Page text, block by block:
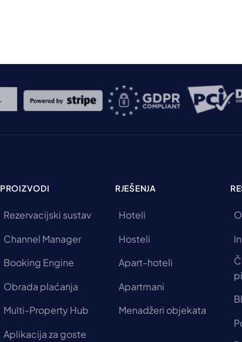
PROIZVODI
Rezervacijski sustav
Channel Manager
Booking Engine
Obrada plaćanja
Multi-Property Hub
Aplikacija za goste
RJEŠENJA
Hoteli
Hosteli
Apart-hoteli
Apartmani
Menadžeri objekata